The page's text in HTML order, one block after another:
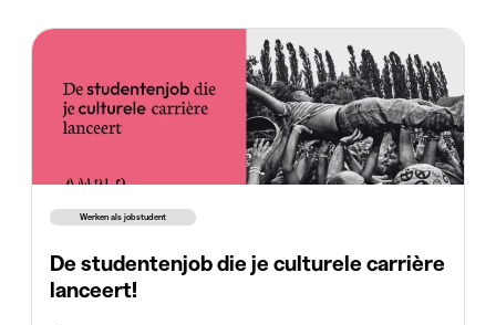
Werken als jobstudent
De studentenjob die je culturele carrière
lanceert!